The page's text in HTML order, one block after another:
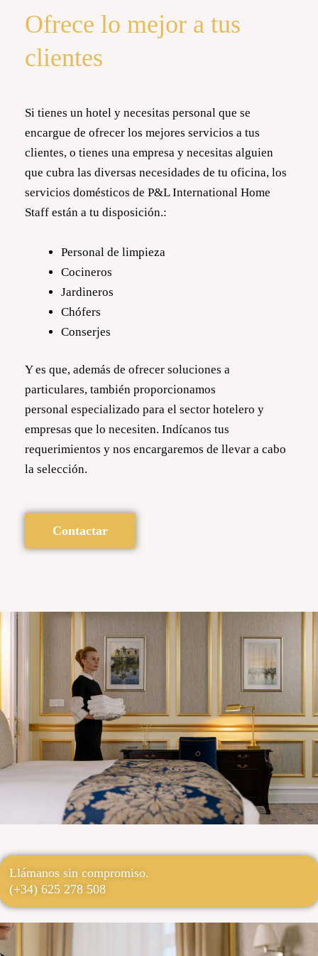
Ofrece lo mejor a tus
clientes
Si tienes un hotel y necesitas personal que se
encargue de ofrecer los mejores servicios a tus
clientes, o tienes una empresa y necesitas alguien
que cubra las diversas necesidades de tu oficina, los
servicios domésticos de P&L International Home
Staff están a tu disposición.:
Personal de limpieza
Cocineros
Jardineros
Chófers
Conserjes
Y es que, además de ofrecer soluciones a
particulares, también proporcionamos
personal especializado para el sector hotelero y
empresas que lo necesiten. Indícanos tus
requerimientos y nos encargaremos de llevar a cabo
la selección.
Contactar
Llámanos sin compromiso.
(+34) 625 278 508